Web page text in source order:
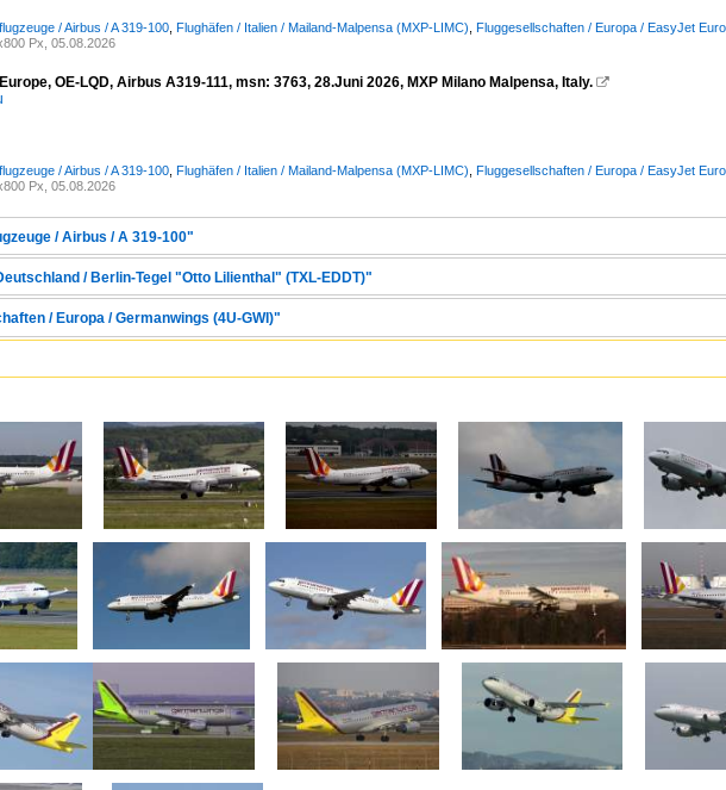
/ Airbus / A 319-100 Flughäfen / Italien / Mailand-Malpensa (MXP-LIMC) Fluggesellschaften / Europa / EasyJet
Px, 05.08.2026
OE-LQD, Airbus A319-111, msn: 3763, 28.Juni 2026, MXP Milano Malpensa, Italy. 
/ Airbus / A 319-100 Flughäfen / Italien / Mailand-Malpensa (MXP-LIMC) Fluggesellschaften / Europa / EasyJet
Px, 05.08.2026
/ Airbus / A 319-100"
/ Berlin-Tegel "Otto Lilienthal" (TXL-EDDT)"
/ Europa / Germanwings (4U-GWI)"